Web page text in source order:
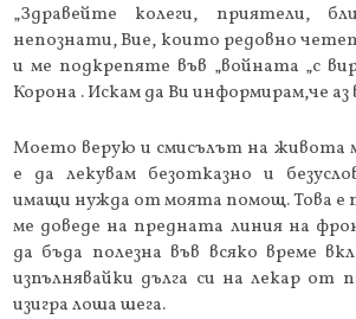
„Здравейте колеги, приятели,
непознати, Вие, които редовно
и ме подкрепяте във „войната „с
Корона . Искам да Ви информирам,че аз
Моето верую и смисълът на живота
е да лекувам безотказно и
имащи нужда от моята помощ. Това е
ме доведе на предната линия на
да бъда полезна във всяко време
изпълнявайки дълга си на лекар от
изигра лоша шега.